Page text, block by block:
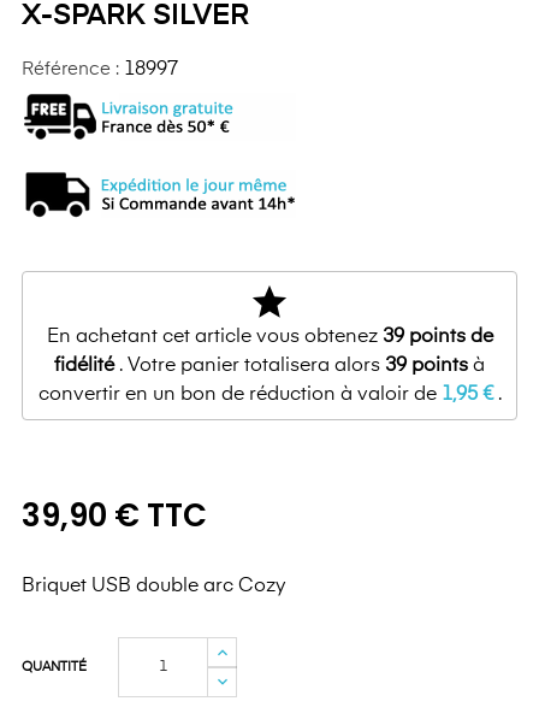
X-SPARK SILVER
Référence : 18997
star
En achetant cet article vous obtenez 39points de
fidélité. Votre panier totalisera alors 39 points à
convertir en un bon de réduction à valoir de 1,95 €.
39,90 € TTC
Briquet USB double arc Cozy
QUANTITÉ